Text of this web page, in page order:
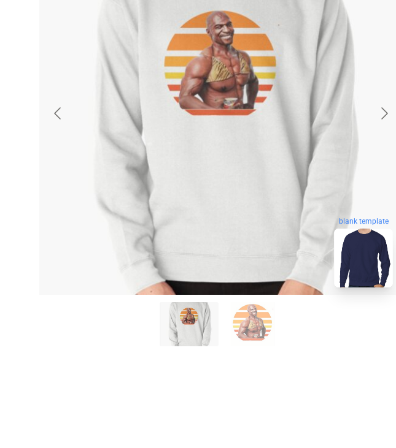
blank template